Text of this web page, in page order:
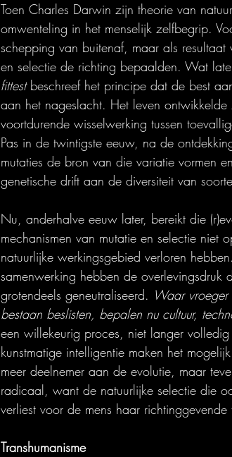
Toen Charles Darwin zijn theorie van
omwenteling in het menselijk zelfbegrip.
schepping van buitenaf, maar als
en selectie de richting bepaalden. Wat
fittest beschreef het principe dat de best
aan het nageslacht. Het leven
voortdurende wisselwerking tussen
Pas in de twintigste eeuw, na de
mutaties de bron van die variatie vormen
genetische drift aan de diversiteit van
Nu, anderhalve eeuw later, bereikt die
mechanismen van mutatie en selectie
natuurlijke werkingsgebied verloren
samenwerking hebben de overlevingsdruk
grotendeels geneutraliseerd. Waar
bestaan beslisten, bepalen nu cultuur,
een willekeurig proces, niet langer
kunstmatige intelligentie maken het
meer deelnemer aan de evolutie, maar
radicaal, want de natuurlijke selectie die
verliest voor de mens haar richtinggevende
Transhumanisme